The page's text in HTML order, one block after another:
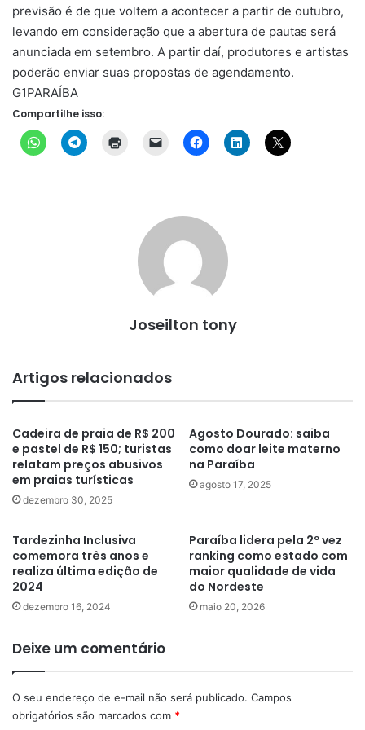
previsão é de que voltem a acontecer a partir de outubro,
levando em consideração que a abertura de pautas será
anunciada em setembro. A partir daí, produtores e artistas
poderão enviar suas propostas de agendamento.
G1PARAÍBA
Compartilhe isso:
Joseilton tony
Artigos relacionados
Cadeira de praia de R$ 200
e pastel de R$ 150; turistas
relatam preços abusivos
em praias turísticas
dezembro 30, 2025
Agosto Dourado: saiba
como doar leite materno
na Paraíba
agosto 17, 2025
Tardezinha Inclusiva
comemora três anos e
realiza última edição de
2024
dezembro 16, 2024
Paraíba lidera pela 2º vez
ranking como estado com
maior qualidade de vida
do Nordeste
maio 20, 2026
Deixe um comentário
O seu endereço de e-mail não será publicado. Campos
obrigatórios são marcados com *